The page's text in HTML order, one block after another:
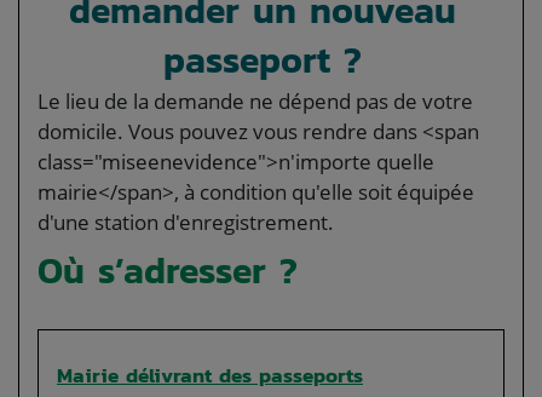
passeport ?
Le lieu de la demande ne dépend pas de votre
domicile. Vous pouvez vous rendre dans <span
class="miseenevidence">n'importe quelle
mairie</span>, à condition qu'elle soit équipée
d'une station d'enregistrement.
Où s’adresser ?
Mairie délivrant des passeports